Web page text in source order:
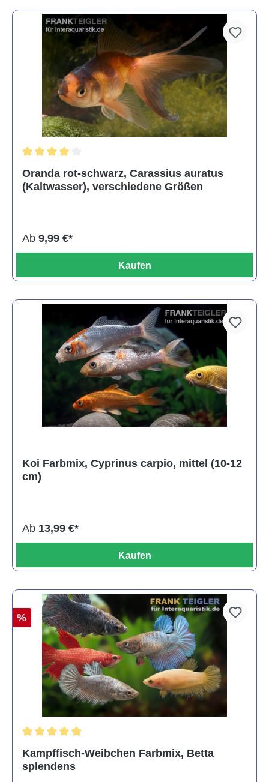
Oranda rot-schwarz, Carassius auratus
(Kaltwasser), verschiedene Größen
Ab 9,99 €*
Kaufen
Koi Farbmix, Cyprinus carpio, mittel (10-12
cm)
Ab 13,99 €*
Kaufen
%
Kampffisch-Weibchen Farbmix, Betta
splendens